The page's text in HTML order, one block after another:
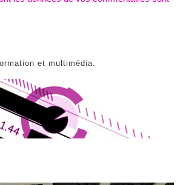
et multimédia.